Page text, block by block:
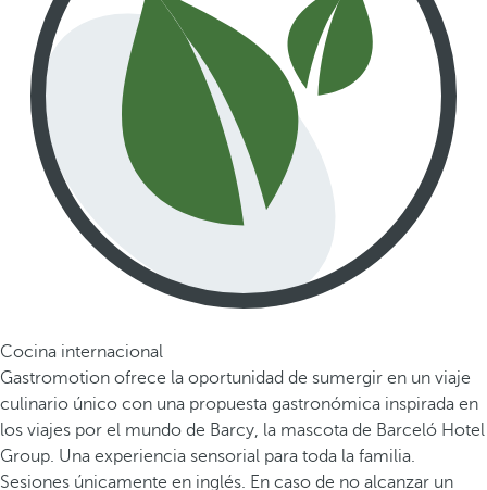
Cocina internacional
Gastromotion ofrece la oportunidad de sumergir en un viaje
culinario único con una propuesta gastronómica inspirada en
los viajes por el mundo de Barcy, la mascota de Barceló Hotel
Group. Una experiencia sensorial para toda la familia.
Sesiones únicamente en inglés. En caso de no alcanzar un